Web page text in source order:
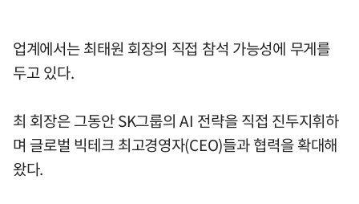
업계에서는 최태원 회장의 직접 참석 가능성에 무게를
두고 있다.
최 회장은 그동안 SK그룹의 AI 전략을 직접 진두지휘하
며 글로벌 빅테크 최고경영자(CEO)들과 협력을 확대해
왔다.